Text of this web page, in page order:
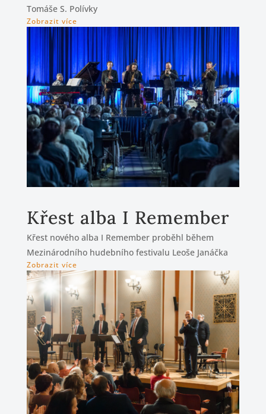
Tomáše S. Polívky
Zobrazit více
Křest alba I Remember
Křest nového alba I Remember proběhl během
Mezinárodního hudebního festivalu Leoše Janáčka
Zobrazit více